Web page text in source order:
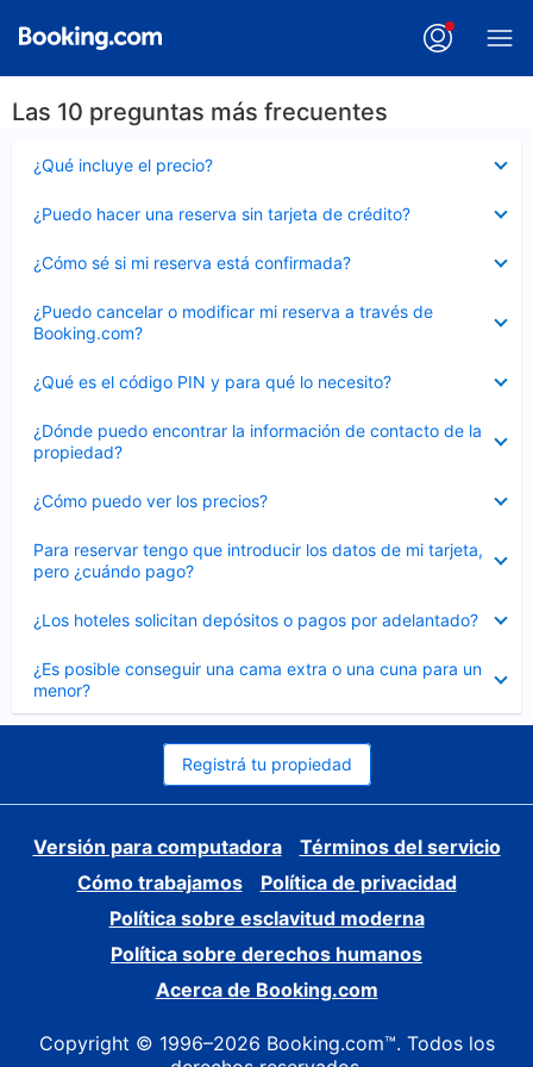
Las 10 preguntas más frecuentes
¿Qué incluye el precio?
cerrado
¿Puedo hacer una reserva sin tarjeta de crédito?
cerrado
¿Cómo sé si mi reserva está confirmada?
cerrado
¿Puedo cancelar o modificar mi reserva a través de
Booking.com?
cerrado
¿Qué es el código PIN y para qué lo necesito?
cerrado
¿Dónde puedo encontrar la información de contacto de la
propiedad?
cerrado
¿Cómo puedo ver los precios?
cerrado
Para reservar tengo que introducir los datos de mi tarjeta,
pero ¿cuándo pago?
cerrado
¿Los hoteles solicitan depósitos o pagos por adelantado?
cerrado
¿Es posible conseguir una cama extra o una cuna para un
menor?
cerrado
Registrá tu propiedad
Versión para computadora
Términos del servicio
Cómo trabajamos
Política de privacidad
Política sobre esclavitud moderna
Política sobre derechos humanos
Acerca de Booking.com
Copyright © 1996–2026 Booking.com™. Todos los